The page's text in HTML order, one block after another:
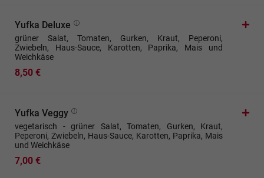
Yufka Deluxe
grüner Salat, Tomaten, Gurken, Kraut, Peperoni,
Zwiebeln, Haus-Sauce, Karotten, Paprika, Mais und
Weichkäse
8,50 €
Yufka Veggy
vegetarisch - grüner Salat, Tomaten, Gurken, Kraut,
Peperoni, Zwiebeln, Haus-Sauce, Karotten, Paprika, Mais
und Weichkäse
7,00 €